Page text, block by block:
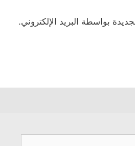
بواسطة البريد الإلكتروني.